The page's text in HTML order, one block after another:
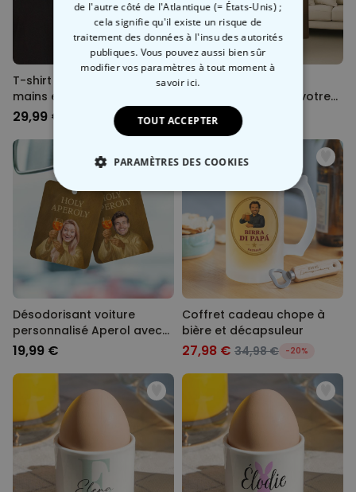
T-shirt personnalisé avec
mains et texte
29,99 €
Couverture Aperol
personnalisée avec votre
39,99 €
Désodorisant voiture
personnalisé Aperol avec
votre visage - lot de 2
19,99 €
Coffret cadeau chope à
bière et décapsuleur
27,98 € 34,98 € -20%
de l'autre côté de l'Atlantique (= États-Unis) ;
cela signifie qu'il existe un risque de
traitement des données à l'insu des autorités
publiques. Vous pouvez aussi bien sûr
modifier vos paramètres à tout momentà
savoir ici.
TOUT ACCEPTER
PARAMÈTRES DES COOKIES
STRICTEMENT NÉCESSAIRE
PERFORMANCE
NON CLASSÉ